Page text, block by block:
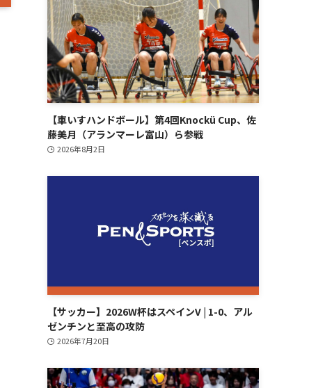
【車いすハンドボール】第4回Knockü Cup、佐
藤美月（アランマーレ富山）ら参戦
2026年8月2日
【サッカー】2026W杯はスペインV | 1-0、アル
ゼンチンと至高の攻防
2026年7月20日